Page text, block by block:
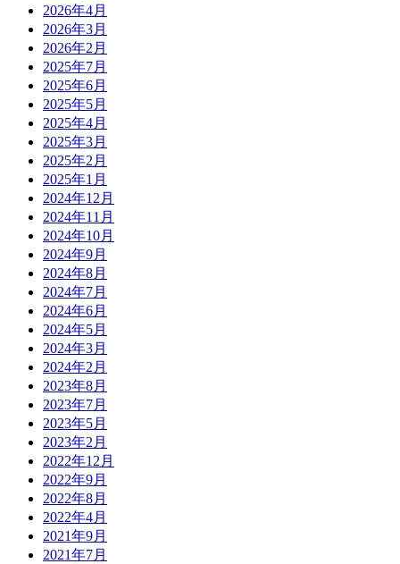
2026年4月
2026年3月
2026年2月
2025年7月
2025年6月
2025年5月
2025年4月
2025年3月
2025年2月
2025年1月
2024年12月
2024年11月
2024年10月
2024年9月
2024年8月
2024年7月
2024年6月
2024年5月
2024年3月
2024年2月
2023年8月
2023年7月
2023年5月
2023年2月
2022年12月
2022年9月
2022年8月
2022年4月
2021年9月
2021年7月